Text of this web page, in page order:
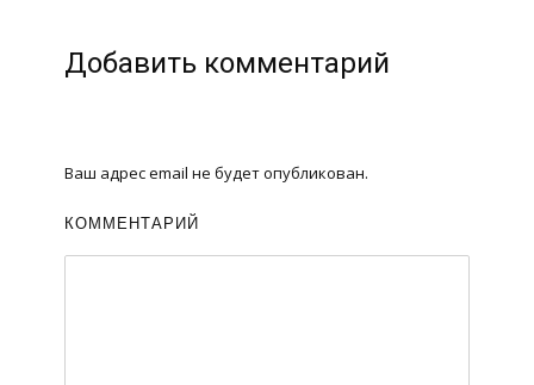
Добавить комментарий
Ваш адрес email не будет опубликован.
КОММЕНТАРИЙ